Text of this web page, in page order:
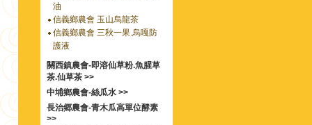
油
信義鄉農會 玉山烏龍茶
信義鄉農會 三秋一果.烏嘎防
護液
關西鎮農會-即溶仙草粉.魚腥草
茶.仙草茶 >>
中埔鄉農會-絲瓜水 >>
長治郷農會-青木瓜高單位酵素
>>